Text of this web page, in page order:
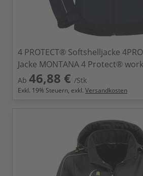
4 PROTECT® Softshelljacke
Jacke MONTANA 4 Protect®
Ab 46,88 € /Stk
Exkl. 19% Steuern, exkl. Versandkosten